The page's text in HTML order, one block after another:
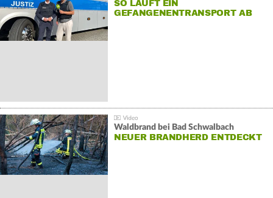
SO LÄUFT EIN
GEFANGENENTRANSPORT AB
Waldbrand bei Bad Schwalbach
NEUER BRANDHERD ENTDECKT